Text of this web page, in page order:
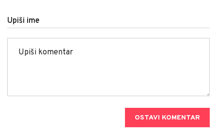
Upiši ime
OSTAVI KOMENTAR